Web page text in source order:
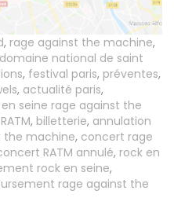
, rage against the machine,
domaine national de saint
, festival paris, préventes,
, actualité paris,
seine rage against the
RATM, billetterie, annulation
the machine, concert rage
RATM annulé, rock en
rock en seine,
rage against the